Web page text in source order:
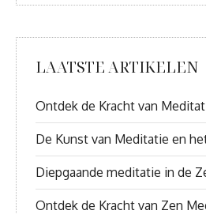
LAATSTE ARTIKELEN
Ontdek de Kracht van
De Kunst van Meditatie en
Diepgaande meditatie in de
Ontdek de Kracht van Zen